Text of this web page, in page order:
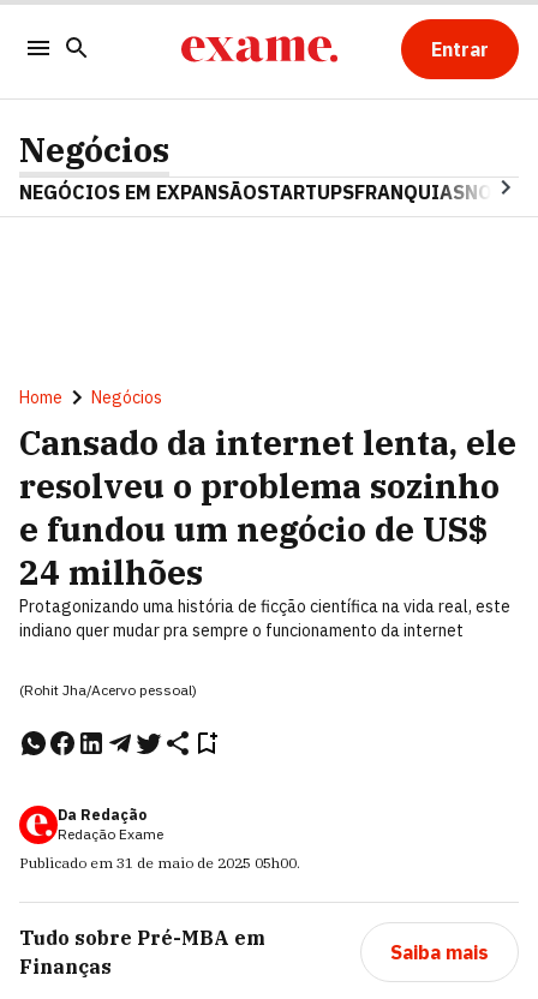
Entrar
Negócios
NEGÓCIOS EM EXPANSÃOSTARTUPSFRANQUIAS
Home Negócios
Cansado da internet lenta, ele
resolveu o problema sozinho
e fundou um negócio de US$
24 milhões
Protagonizando uma história de ficção científica na vida real, este
indiano quer mudar pra sempre o funcionamento da internet
(Rohit Jha/Acervo pessoal)
Da Redação
Redação Exame
Publicado em 31 de maio de 2025 05h00.
Tudo sobre Pré-MBA em
Finanças
Saiba mais